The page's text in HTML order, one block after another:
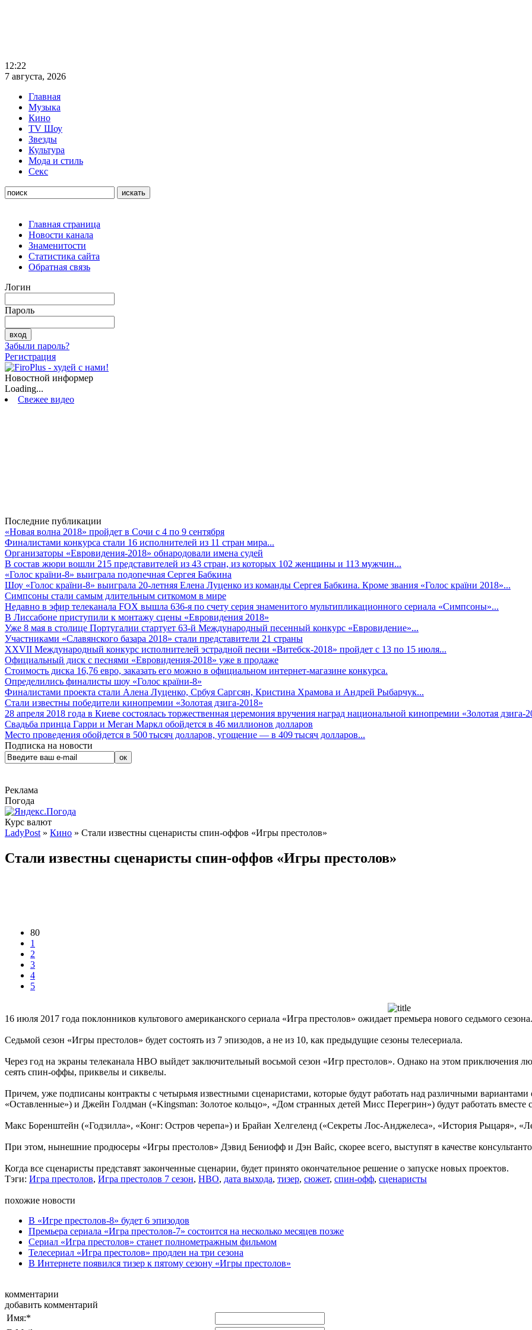
12:22
7 августа, 2026
Главная
Музыка
Кино
TV Шоу
Звезды
Культура
Мода и стиль
Секс
Главная страница
Новости канала
Знаменитости
Статистика сайта
Обратная связь
Логин
Пароль
Забыли пароль?
Регистрация
Новостной информер
Loading...
Свежее видео
Последние публикации
«Новая волна 2018» пройдет в Сочи с 4 по 9 сентября
Финалистами конкурса стали 16 исполнителей из 11 стран мира...
Организаторы «Евровидения-2018» обнародовали имена судей
В состав жюри вошли 215 представителей из 43 стран, из которых 102 женщины и 113 мужчин...
«Голос країни-8» выиграла подопечная Сергея Бабкина
Шоу «Голос країни-8» выиграла 20-летняя Елена Луценко из команды Сергея Бабкина. Кроме звания «Голос країни 2018»...
Симпсоны стали самым длительным ситкомом в мире
Недавно в эфир телеканала FOX вышла 636-я по счету серия знаменитого мультипликационного сериала «Симпсоны»...
В Лиссабоне приступили к монтажу сцены «Евровидения 2018»
Уже 8 мая в столице Португалии стартует 63-й Международный песенный конкурс «Евровидение»...
Участниками «Славянского базара 2018» стали представители 21 страны
XXVII Международный конкурс исполнителей эстрадной песни «Витебск-2018» пройдет с 13 по 15 июля...
Официальный диск с песнями «Евровидения-2018» уже в продаже
Стоимость диска 16,76 евро, заказать его можно в официальном интернет-магазине конкурса.
Определились финалисты шоу «Голос країни-8»
Финалистами проекта стали Алена Луценко, Србуя Саргсян, Кристина Храмова и Андрей Рыбарчук...
Стали известны победители кинопремии «Золотая дзига-2018»
28 апреля 2018 года в Киеве состоялась торжественная церемония вручения наград национальной кинопремии «Золотая дзига-
Свадьба принца Гарри и Меган Маркл обойдется в 46 миллионов долларов
Место проведения обойдется в 500 тысяч долларов, угощение — в 409 тысяч долларов...
Подписка на новости
Реклама
Погода
Курс валют
LadyPost » Кино » Стали известны сценаристы спин-оффов «Игры престолов»
Стали известны сценаристы спин-оффов «Игры престолов»
80
1
2
3
4
5
16 июля 2017 года поклонников культового американского сериала «Игра престолов» ожидает премьера нового седьмого сезона.
Седьмой сезон «Игры престолов» будет состоять из 7 эпизодов, а не из 10, как предыдущие сезоны телесериала.
Через год на экраны телеканала НВО выйдет заключительный восьмой сезон «Игр престолов». Однако на этом приключения
сеять спин-оффы, приквелы и сиквелы.
Причем, уже подписаны контракты с четырьмя известными сценаристами, которые будут работать над различными
«Оставленные») и Джейн Голдман («Kingsman: Золотое кольцо», «Дом странных детей Мисс Перегрин») будут работать
Макс Боренштейн («Годзилла», «Конг: Остров черепа») и Брайан Хелгеленд («Секреты Лос-Анджелеса», «История Рыцаря»,
При этом, нынешние продюсеры «Игры престолов» Дэвид Бениофф и Дэн Вайс, скорее всего, выступят в качестве
Когда все сценаристы представят законченные сценарии, будет принято окончательное решение о запуске новых проектов.
Тэги: Игра престолов, Игра престолов 7 сезон, HBO, дата выхода, тизер, сюжет, спин-офф, сценаристы
похожие новости
В «Игре престолов-8» будет 6 эпизодов
Премьера сериала «Игра престолов-7» состоится на несколько месяцев позже
Сериал «Игра престолов» станет полнометражным фильмом
Телесериал «Игра престолов» продлен на три сезона
В Интернете появился тизер к пятому сезону «Игры престолов»
комментарии
добавить комментарий
Имя:*